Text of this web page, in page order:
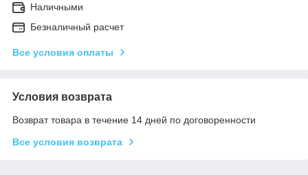
Наличными
Безналичный расчет
Все условия оплаты
Условия возврата
Возврат товара в течение 14 дней по договоренности
Все условия возврата